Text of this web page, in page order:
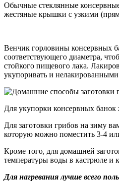
Обычные стеклянные
жестяные крышки с узкими
Венчик горловины консервных
соответствующего диаметра,
стойкого пищевого лака.
укупоривать и
Для укупорки консервных
Для заготовки грибов на зиму
которую можно поместить 3-4
Кроме того, для домашней
температуры воды в кастрюле и
Для нагревания лучше всего